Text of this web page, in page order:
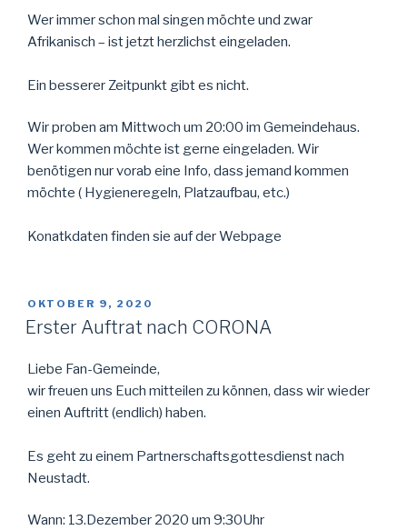
Wer immer schon mal singen möchte und zwar
Afrikanisch – ist jetzt herzlichst eingeladen.
Ein besserer Zeitpunkt gibt es nicht.
Wir proben am Mittwoch um 20:00 im Gemeindehaus.
Wer kommen möchte ist gerne eingeladen. Wir
benötigen nur vorab eine Info, dass jemand kommen
möchte ( Hygieneregeln, Platzaufbau, etc.)
Konatkdaten finden sie auf der Webpage
VERÖFFENTLICHT
AM
OKTOBER 9, 2020
Erster Auftrat nach CORONA
Liebe Fan-Gemeinde,
wir freuen uns Euch mitteilen zu können, dass wir wieder
einen Auftritt (endlich) haben.
Es geht zu einem Partnerschaftsgottesdienst nach
Neustadt.
Wann: 13.Dezember 2020 um 9:30Uhr